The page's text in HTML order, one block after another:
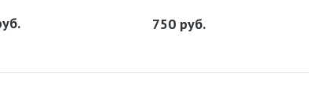
750руб.